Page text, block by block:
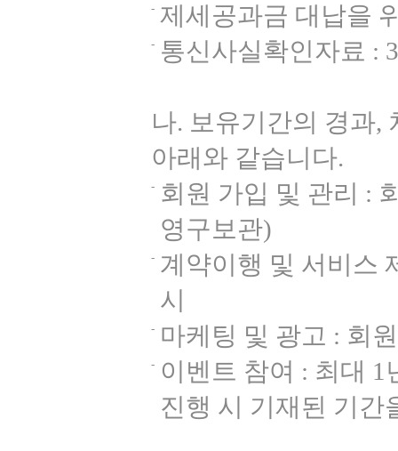
제세공과금 대납을
통신사실확인자료 :
나. 보유기간의 경과,
아래와 같습니다.
회원 가입 및 관리 :
영구보관)
계약이행 및 서비스
시
마케팅 및 광고 : 회
이벤트 참여 : 최대
진행 시 기재된 기간